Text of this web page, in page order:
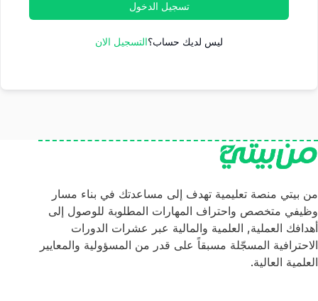
تسجيل الدخول
ليس لديك حساب؟التسجيل الان
من بيتي منصة تعليمية تهدف إلى مساعدتك في بناء مسار
وظيفي متخصص واحتراف المهارات المطلوبة للوصول إلى
أهدافك العملية, العلمية والمالية عبر عشرات الدورات
الاحترافية المسجّلة مسبقاً على قدر من المسؤولية والمعايير
العلمية العالية.